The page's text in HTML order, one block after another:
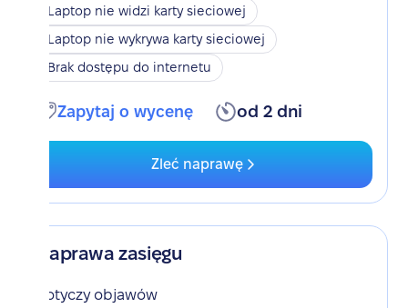
Laptop nie widzi karty sieciowej
Laptop nie wykrywa karty sieciowej
Brak dostępu do internetu
Zapytaj o wycenę od 2 dni
Zleć naprawę
Naprawa zasięgu
Dotyczy objawów